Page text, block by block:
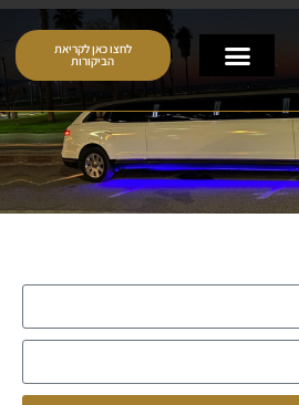
לחצו כאן לקריאת
הביקורות